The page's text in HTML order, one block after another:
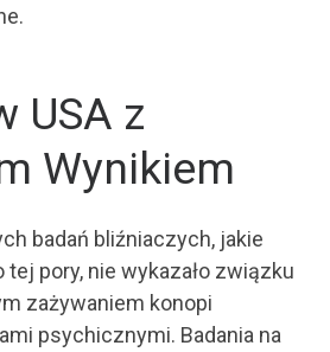
USA z
Wynikiem
badań bliźniaczych, jakie
pory, nie wykazało związku
zażywaniem konopi
psychicznymi. Badania na